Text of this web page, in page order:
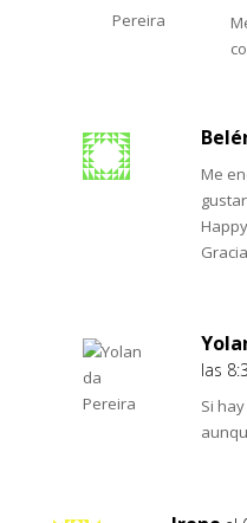
Me
las
Si